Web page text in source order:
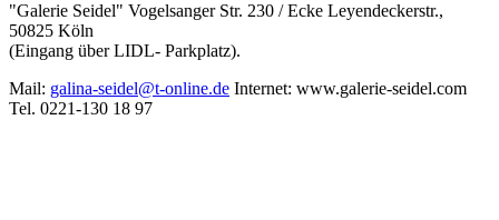
"Galerie Seidel" Vogelsanger Str. 230 / Ecke Leyendeckerstr.,
50825 Köln
(Eingang über LIDL- Parkplatz).
Mail: galina-seidel@t-online.de Internet: www.galerie-seidel.com
Tel. 0221-130 18 97